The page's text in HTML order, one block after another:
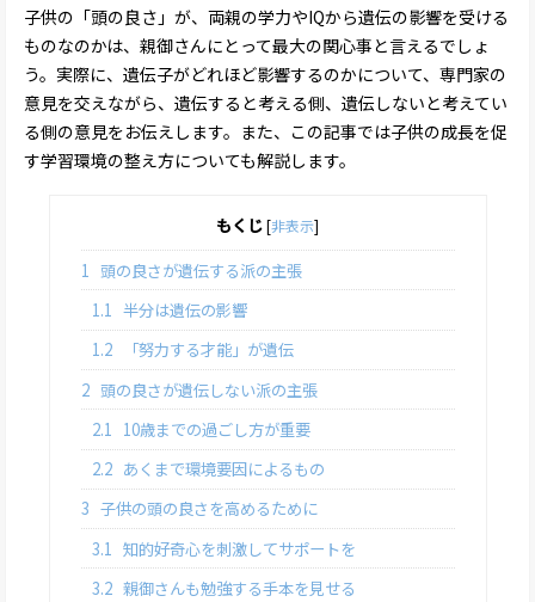
子供の「頭の良さ」が、両親の学力やIQから遺伝の影響を受ける
ものなのかは、親御さんにとって最大の関心事と言えるでしょ
う。実際に、遺伝子がどれほど影響するのかについて、専門家の
意見を交えながら、遺伝すると考える側、遺伝しないと考えてい
る側の意見をお伝えします。また、この記事では子供の成長を促
す学習環境の整え方についても解説します。
もくじ[非表示]
1
頭の良さが遺伝する派の主張
1.1 半分は遺伝の影響
1.2
「努力する才能」が遺伝
2 頭の良さが遺伝しない派の主張
2.1 10歳までの過ごし方が重要
2.2 あくまで環境要因によるもの
3 子供の頭の良さを高めるために
3.1
知的好奇心を刺激してサポートを
3.2 親御さんも勉強する手本を見せる